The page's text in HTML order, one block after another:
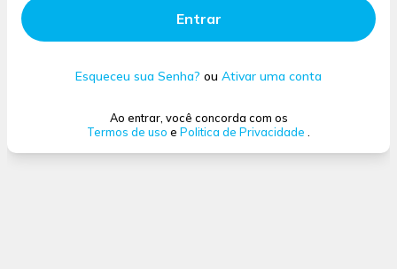
Entrar
Esqueceu sua Senha? ou Ativar uma conta
Ao entrar, você concorda com os
Termos de uso e Politica de Privacidade